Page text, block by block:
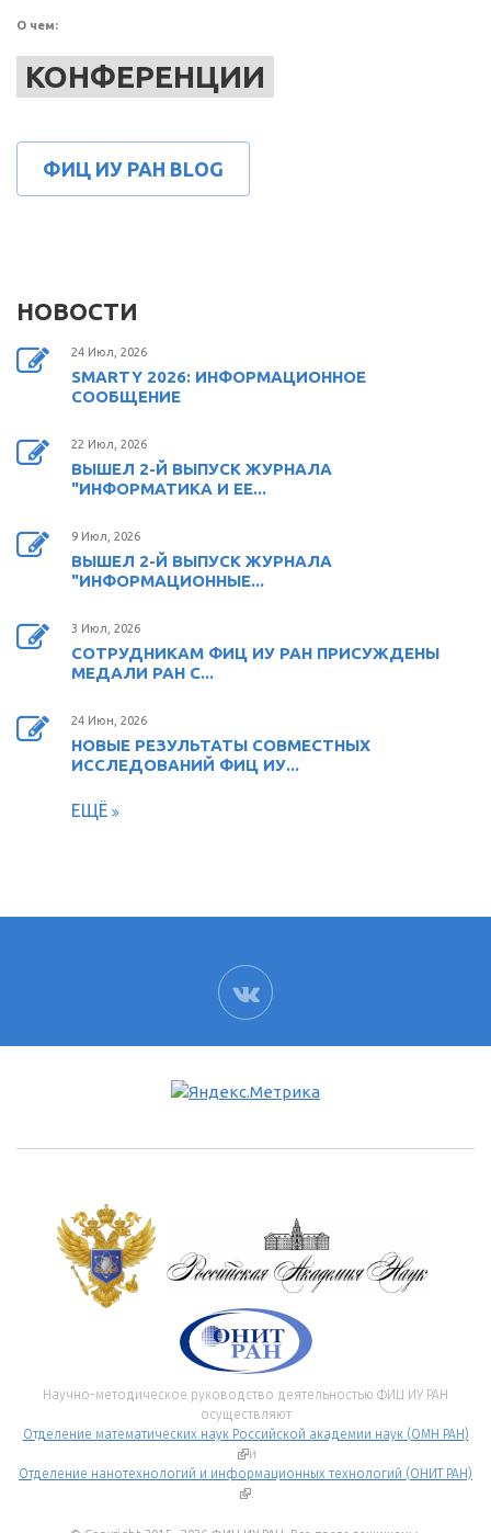
О чем:
КОНФЕРЕНЦИИ
ФИЦ ИУ РАН BLOG
НОВОСТИ
24 Июл, 2026
SMARTY 2026: ИНФОРМАЦИОННОЕ
СООБЩЕНИЕ
22 Июл, 2026
ВЫШЕЛ 2-Й ВЫПУСК ЖУРНАЛА
"ИНФОРМАТИКА И ЕЕ...
9 Июл, 2026
ВЫШЕЛ 2-Й ВЫПУСК ЖУРНАЛА
"ИНФОРМАЦИОННЫЕ...
3 Июл, 2026
СОТРУДНИКАМ ФИЦ ИУ РАН ПРИСУЖДЕНЫ
МЕДАЛИ РАН С...
24 Июн, 2026
НОВЫЕ РЕЗУЛЬТАТЫ СОВМЕСТНЫХ
ИССЛЕДОВАНИЙ ФИЦ ИУ...
ЕЩЁ
ВК
Научно-методическое руководство деятельностью ФИЦ ИУ РАН
осуществляют
Отделение математических наук Российской академии наук (ОМН РАН)
(внешняя ссылка)
и
Отделение нанотехнологий и информационных технологий (ОНИТ РАН)
(внешняя ссылка)
.